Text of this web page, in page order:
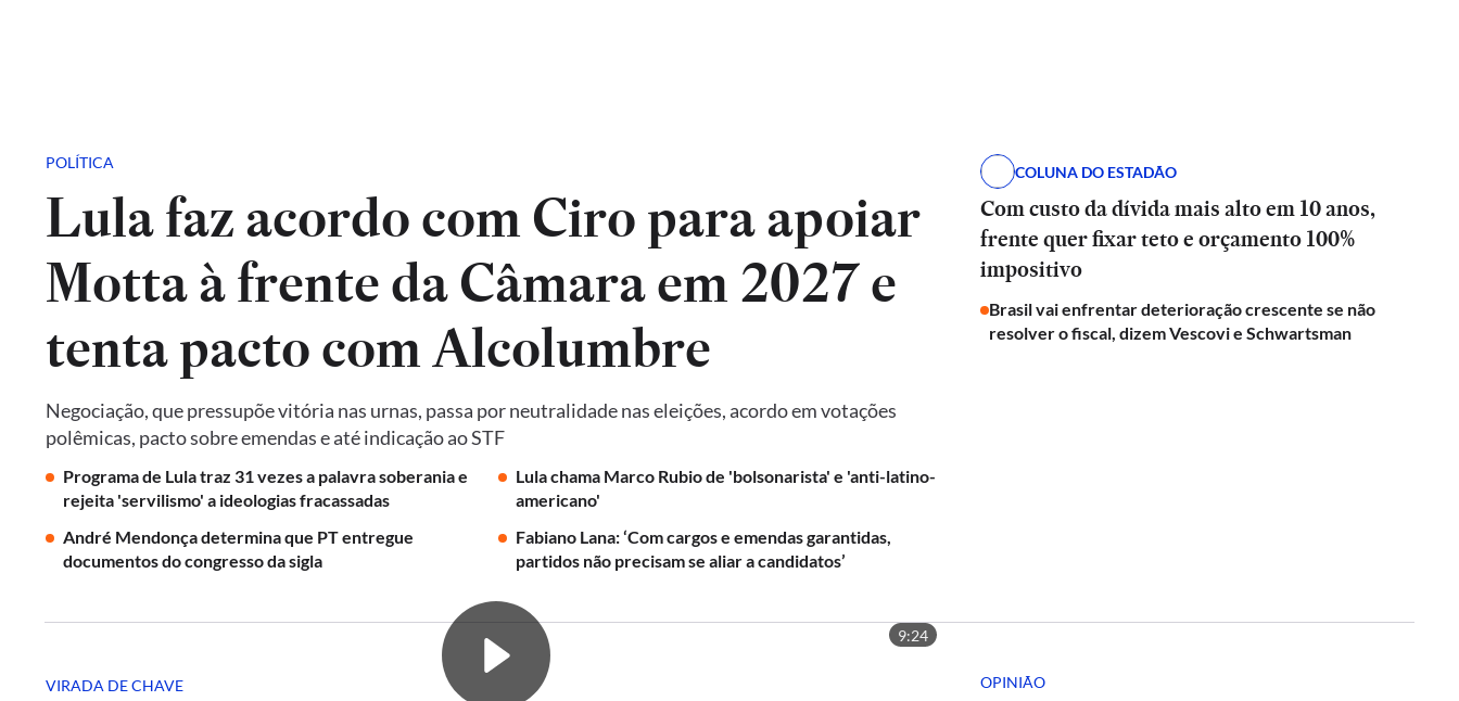
POLÍTICA
Lula faz acordo com Ciro para apoiar
Motta à frente da Câmara em 2027 e
tenta pacto com Alcolumbre
Negociação, que pressupõe vitória nas urnas, passa por neutralidade nas eleições, acordo em votações
polêmicas, pacto sobre emendas e até indicação ao STF
Programa de Lula traz 31 vezes a palavra soberania e
rejeita 'servilismo' a ideologias fracassadas
Lula chama Marco Rubio de 'bolsonarista' e 'anti-latino-
americano'
André Mendonça determina que PT entregue
documentos do congresso da sigla
Fabiano Lana: ‘Com cargos e emendas garantidas,
partidos não precisam se aliar a candidatos’
COLUNA DO ESTADÃO
Com custo da dívida mais alto em 10 anos,
frente quer fixar teto e orçamento 100%
impositivo
Brasil vai enfrentar deterioração crescente se não
resolver o fiscal, dizem Vescovi e Schwartsman
9:24
VIRADA DE CHAVE OPINIÃO